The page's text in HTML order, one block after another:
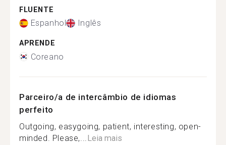
FLUENTE
Espanhol Inglês
APRENDE
Coreano
Parceiro/a de intercâmbio de idiomas
perfeito
Outgoing, easygoing, patient, interesting, open-
minded. Please,... Leia mais